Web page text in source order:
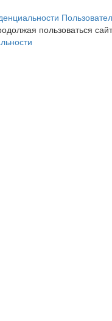
Amediateka
13%
пользоваться